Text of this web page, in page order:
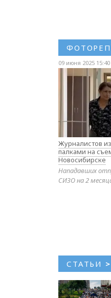
09 июня 2025 15:40
Журналистов
палками на
Новосибирске
Нападавших
СИЗО на 2
СТАТЬИ >